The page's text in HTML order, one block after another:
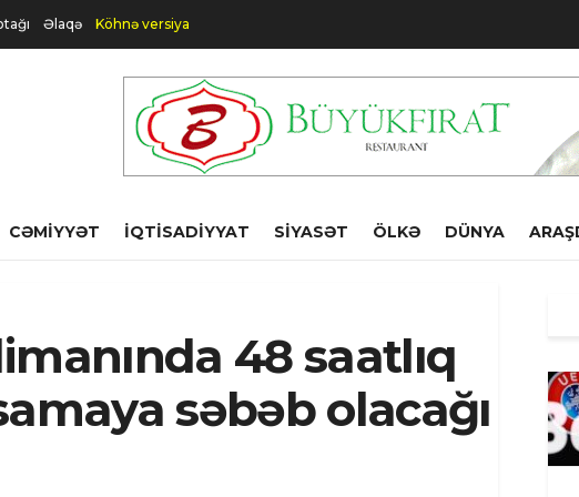
Əlaqə Köhnə versiya
CƏMIYYƏT İQTISADIYYAT SIYASƏT ÖLKƏ DÜNYA
48 saatlıq
səbəb olacağı